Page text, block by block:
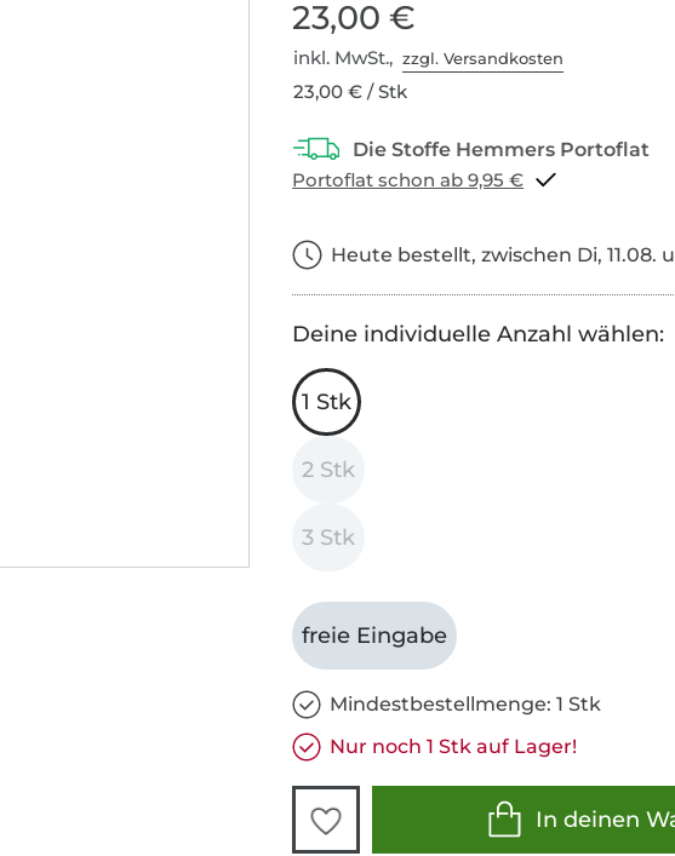
23,00 €
inkl. MwSt.,zzgl. Versandkosten
23,00 € / Stk
Portoflat schon ab 9,95 €
Heute bestellt, zwischen Di, 11.08.
Deine individuelle Anzahl wählen:
1 Stk
2 Stk
3 Stk
freie Eingabe
Mindestbestellmenge: 1 Stk
Nur noch 1 Stk auf Lager!
In deinen